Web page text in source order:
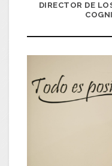
DIRECTOR DE